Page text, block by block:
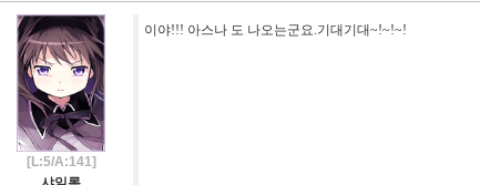
[L:5/A:141]
이야!!! 아스나 도 나오는군요.기대기대~!~!~!